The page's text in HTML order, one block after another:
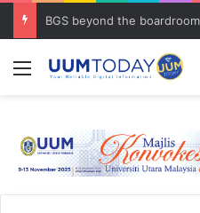
Menu